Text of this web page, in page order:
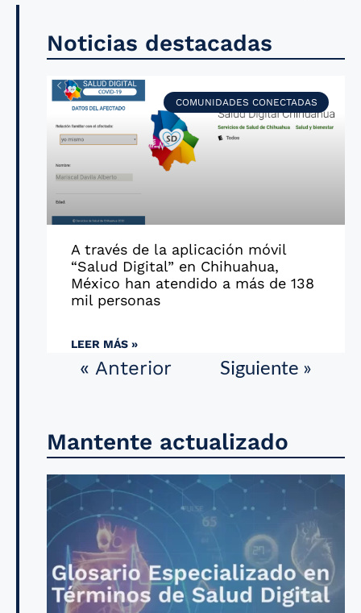
Noticias destacadas
COMUNIDADES CONECTADAS
A través de la aplicación móvil
“Salud Digital” en Chihuahua,
México han atendido a más de 138
mil personas
LEER MÁS »
« Anterior Siguiente »
Mantente actualizado